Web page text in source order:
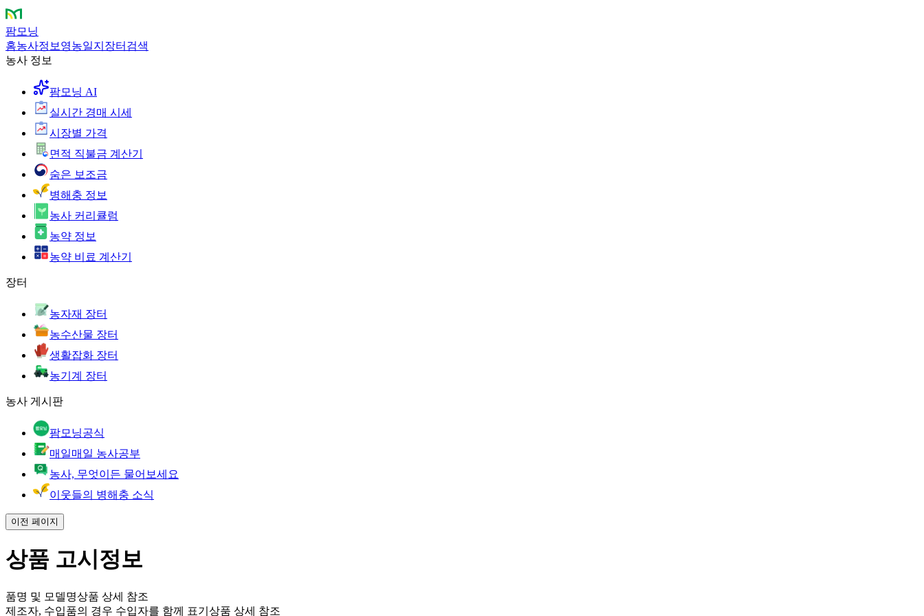
팜모닝
홈농사정보 영농일지 장터 검색
농사 정보
팜모닝 AI
실시간 경매 시세
시장별 가격
면적 직불금 계산기
숨은 보조금
병해충 정보
농사 커리큘럼
농약 정보
농약 비료 계산기
장터
농자재 장터
농수산물 장터
생활잡화 장터
농기계 장터
농사 게시판
팜모닝공식
매일매일 농사공부
농사, 무엇이든 물어보세요
이웃들의 병해충 소식
이전 페이지
상품 고시정보
품명 및 모델명상품 상세 참조
제조자, 수입품의 경우 수입자를 함께 표기 상품 상세 참조